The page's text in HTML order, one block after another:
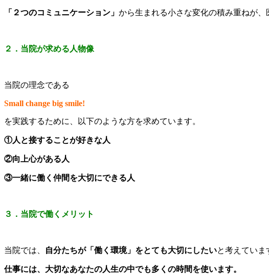
「２つのコミュニケーション」 から生まれる小さな変化の積み重ねが
２．当院が求める人物像
当院の理念である
Small change big smile!
を実践するために、 以下のような方を求めています。
①人と接することが好きな人
②向上心がある人
③一緒に働く仲間を大切にできる人
３．当院で働くメリット
当院では、 自分たちが「働く環境」をとても大切にしたいと考えていま
仕事には、大切なあなたの人生の中でも多くの時間を使います。